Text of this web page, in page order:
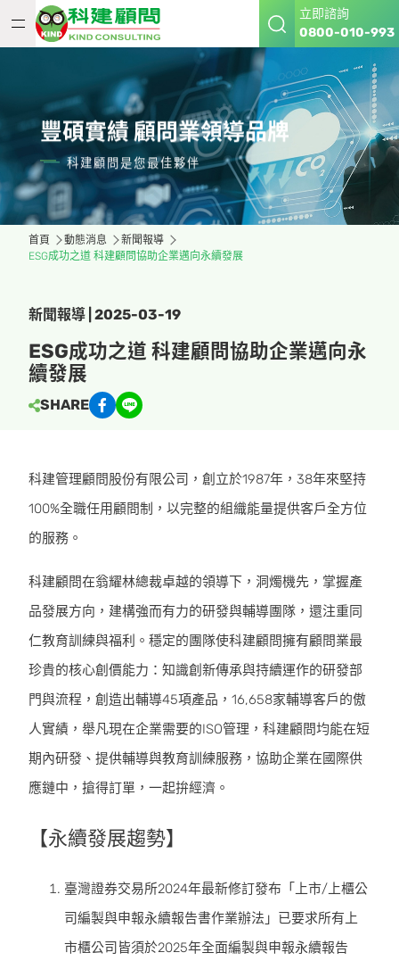
立即諮詢
0800-010-993
豐碩實績 顧問業領導品牌
科建顧問是您最佳夥伴
首頁 動態消息
新聞報導
ESG成功之道 科建顧問協助企業邁向永續發展
新聞報導 | 2025-03-19
ESG成功之道 科建顧問協助企業邁向永
續發展
SHARE
科建管理顧問股份有限公司，創立於1987年，38年來堅持
100%全職任用顧問制，以完整的組織能量提供客戶全方位
的服務。
科建顧問在翁耀林總裁卓越的領導下，洞燭機先，掌握產
品發展方向，建構強而有力的研發與輔導團隊，還注重同
仁教育訓練與福利。穩定的團隊使科建顧問擁有顧問業最
珍貴的核心創價能力：知識創新傳承與持續運作的研發部
門與流程，創造出輔導45項產品，16,658家輔導客戶的傲
人實績，舉凡現在企業需要的ISO管理，科建顧問均能在短
期內研發、提供輔導與教育訓練服務，協助企業在國際供
應鏈中，搶得訂單，一起拚經濟。
【永續發展趨勢】
臺灣證券交易所2024年最新修訂發布「上市/上櫃公
司編製與申報永續報告書作業辦法」已要求所有上
市櫃公司皆須於2025年全面編製與申報永續報告